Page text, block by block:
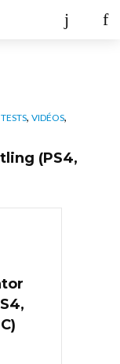
TESTS, VIDÉOS,
(PS4,